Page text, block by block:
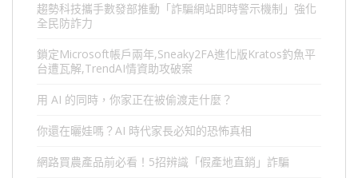
趨勢科技攜手數發部推動「詐騙網站即時警示機制」強化
全民防詐力
鎖定Microsoft帳戶兩年,Sneaky2FA進化版Kratos釣魚平
台遭瓦解,TrendAI情資助攻破案
用 AI 的同時，你家正在被偷渡走什麼？
你還在曬娃嗎？AI 時代家長必知的恐怖真相
網路買農產品前必看！5招辨識「假產地直銷」詐騙